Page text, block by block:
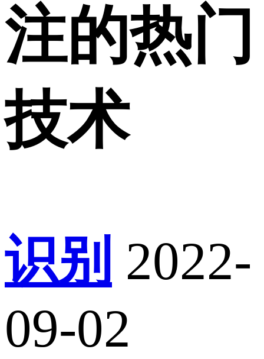
注的热门
技术
识别 2022-
09-02